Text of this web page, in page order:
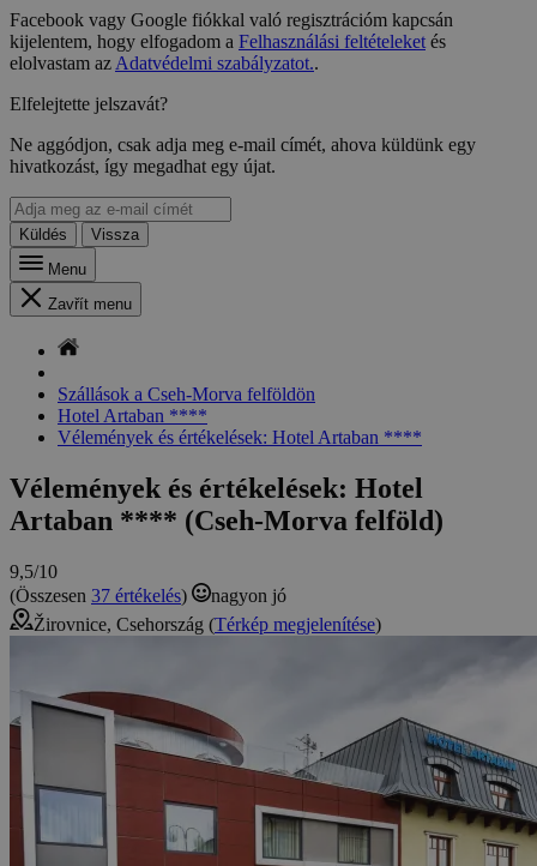
Facebook vagy Google fiókkal való regisztrációm kapcsán
kijelentem, hogy elfogadom a Felhasználási feltételeketés
elolvastam azAdatvédelmi szabályzatot..
Elfelejtette jelszavát?
Ne aggódjon, csak adja meg e-mail címét, ahova küldünk egy
hivatkozást, így megadhat egy újat.
Küldés
Vissza
Menu
Zavřít menu
Szállások a Cseh-Morva felföldön
Hotel Artaban ****
Vélemények és értékelések: Hotel Artaban ****
Vélemények és értékelések: Hotel
Artaban **** (Cseh-Morva felföld)
9,5/10
(Összesen 37 értékelés)
nagyon jó
Žirovnice, Csehország (Térkép megjelenítése)